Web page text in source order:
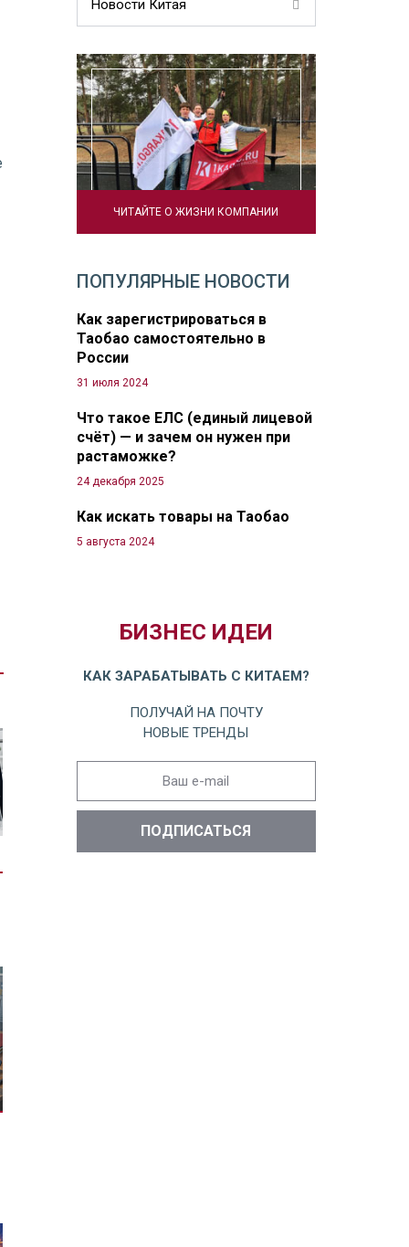
Новости Китая
ЧИТАЙТЕ О ЖИЗНИ КОМПАНИИ
ПОПУЛЯРНЫЕ НОВОСТИ
Как зарегистрироваться в
Таобао самостоятельно в
России
31 июля 2024
Что такое ЕЛС (единый лицевой
счёт) — и зачем он нужен при
растаможке?
24 декабря 2025
Как искать товары на Таобао
5 августа 2024
БИЗНЕС ИДЕИ
КАК ЗАРАБАТЫВАТЬ С КИТАЕМ?
ПОЛУЧАЙ НА ПОЧТУ
НОВЫЕ ТРЕНДЫ